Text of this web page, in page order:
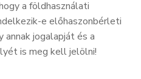
a földhasználati
e előhaszonbérleti
annak jogalapját és a
is meg kell jelölni!